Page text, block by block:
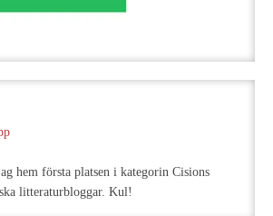
hem första platsen i kategorin Cisions
litteraturbloggar. Kul!